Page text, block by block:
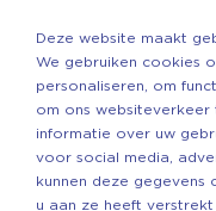
Copyright ©2026
Deze website maakt
We gebruiken cookies
personaliseren, om
om ons websiteverkeer
informatie over uw
voor social media,
kunnen deze gegevens
u aan ze heeft